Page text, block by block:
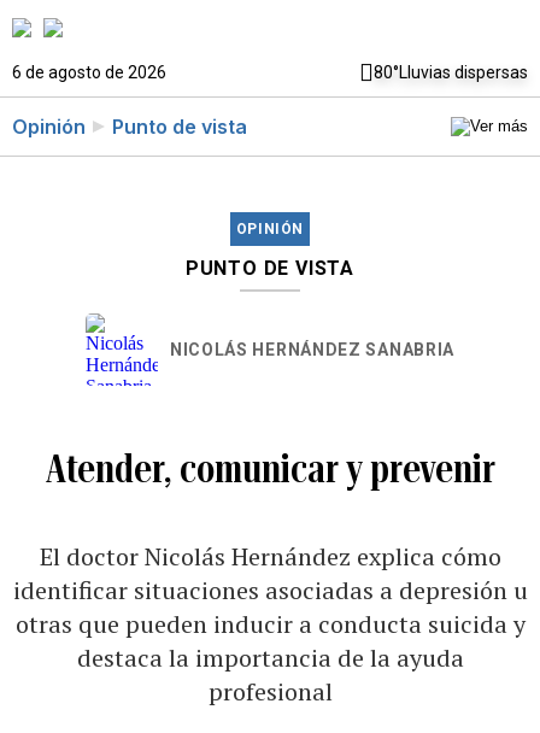
6 de agosto de 2026 80°Lluvias dispersas
Opinión Punto de vista
OPINIÓN
PUNTO DE VISTA
NICOLÁS HERNÁNDEZ SANABRIA
Atender, comunicar y prevenir
El doctor Nicolás Hernández explica cómo
identificar situaciones asociadas a depresión u
otras que pueden inducir a conducta suicida y
destaca la importancia de la ayuda
profesional